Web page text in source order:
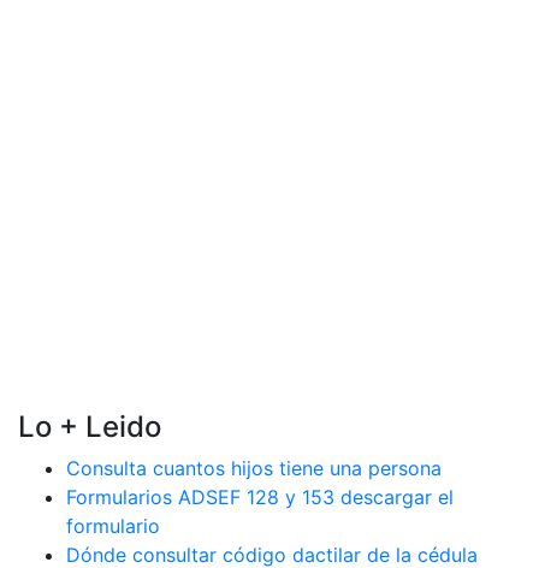
Lo + Leido
Consulta cuantos hijos tiene una persona
Formularios ADSEF 128 y 153 descargar el
formulario
Dónde consultar código dactilar de la cédula